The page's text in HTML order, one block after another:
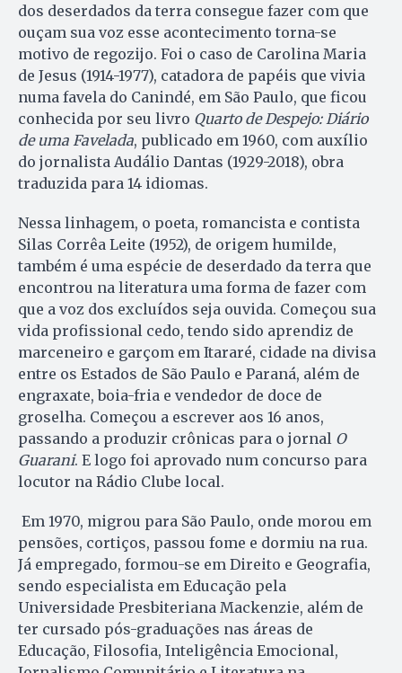
dos deserdados da terra consegue fazer com que
ouçam sua voz esse acontecimento torna-se
motivo de regozijo. Foi o caso de Carolina Maria
de Jesus (1914-1977), catadora de papéis que vivia
numa favela do Canindé, em São Paulo, que ficou
conhecida por seu livro Quarto de Despejo: Diário
de uma Favelada, publicado em 1960, com auxílio
do jornalista Audálio Dantas (1929-2018), obra
traduzida para 14 idiomas.
Nessa linhagem, o poeta, romancista e contista
Silas Corrêa Leite (1952), de origem humilde,
também é uma espécie de deserdado da terra que
encontrou na literatura uma forma de fazer com
que a voz dos excluídos seja ouvida. Começou sua
vida profissional cedo, tendo sido aprendiz de
marceneiro e garçom em Itararé, cidade na divisa
entre os Estados de São Paulo e Paraná, além de
engraxate, boia-fria e vendedor de doce de
groselha. Começou a escrever aos 16 anos,
passando a produzir crônicas para o jornal O
Guarani. E logo foi aprovado num concurso para
locutor na Rádio Clube local.
Em 1970, migrou para São Paulo, onde morou em
pensões, cortiços, passou fome e dormiu na rua.
Já empregado, formou-se em Direito e Geografia,
sendo especialista em Educação pela
Universidade Presbiteriana Mackenzie, além de
ter cursado pós-graduações nas áreas de
Educação, Filosofia, Inteligência Emocional,